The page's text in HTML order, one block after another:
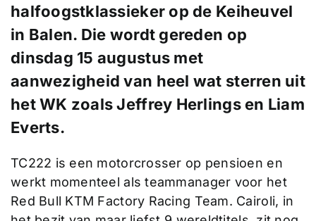
halfoogstklassieker op de Keiheuvel
in Balen. Die wordt gereden op
dinsdag 15 augustus met
aanwezigheid van heel wat sterren uit
het WK zoals Jeffrey Herlings en Liam
Everts.
TC222 is een motorcrosser op pensioen en
werkt momenteel als teammanager voor het
Red Bull KTM Factory Racing Team. Cairoli, in